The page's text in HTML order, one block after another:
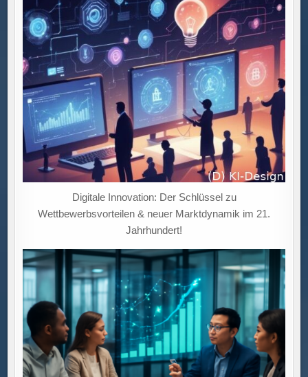
Digitale Innovation: Der Schlüssel zu
Wettbewerbsvorteilen & neuer Marktdynamik im 21.
Jahrhundert!